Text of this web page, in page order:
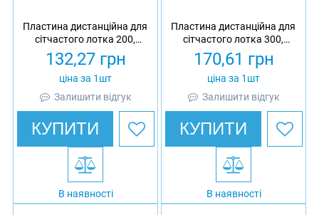
Пластина дистанційна для
сітчастого лотка 200,
товщина 3 мм,
оцинкована, Ardic
132,27грн
ціна за 1шт
Залишити відгук
КУПИТИ
В наявності
Пластина дистанційна для
сітчастого лотка 300,
товщина 3 мм,
оцинкована, Ardic
170,61 грн
ціна за 1шт
Залишити відгук
КУПИТИ
В наявності